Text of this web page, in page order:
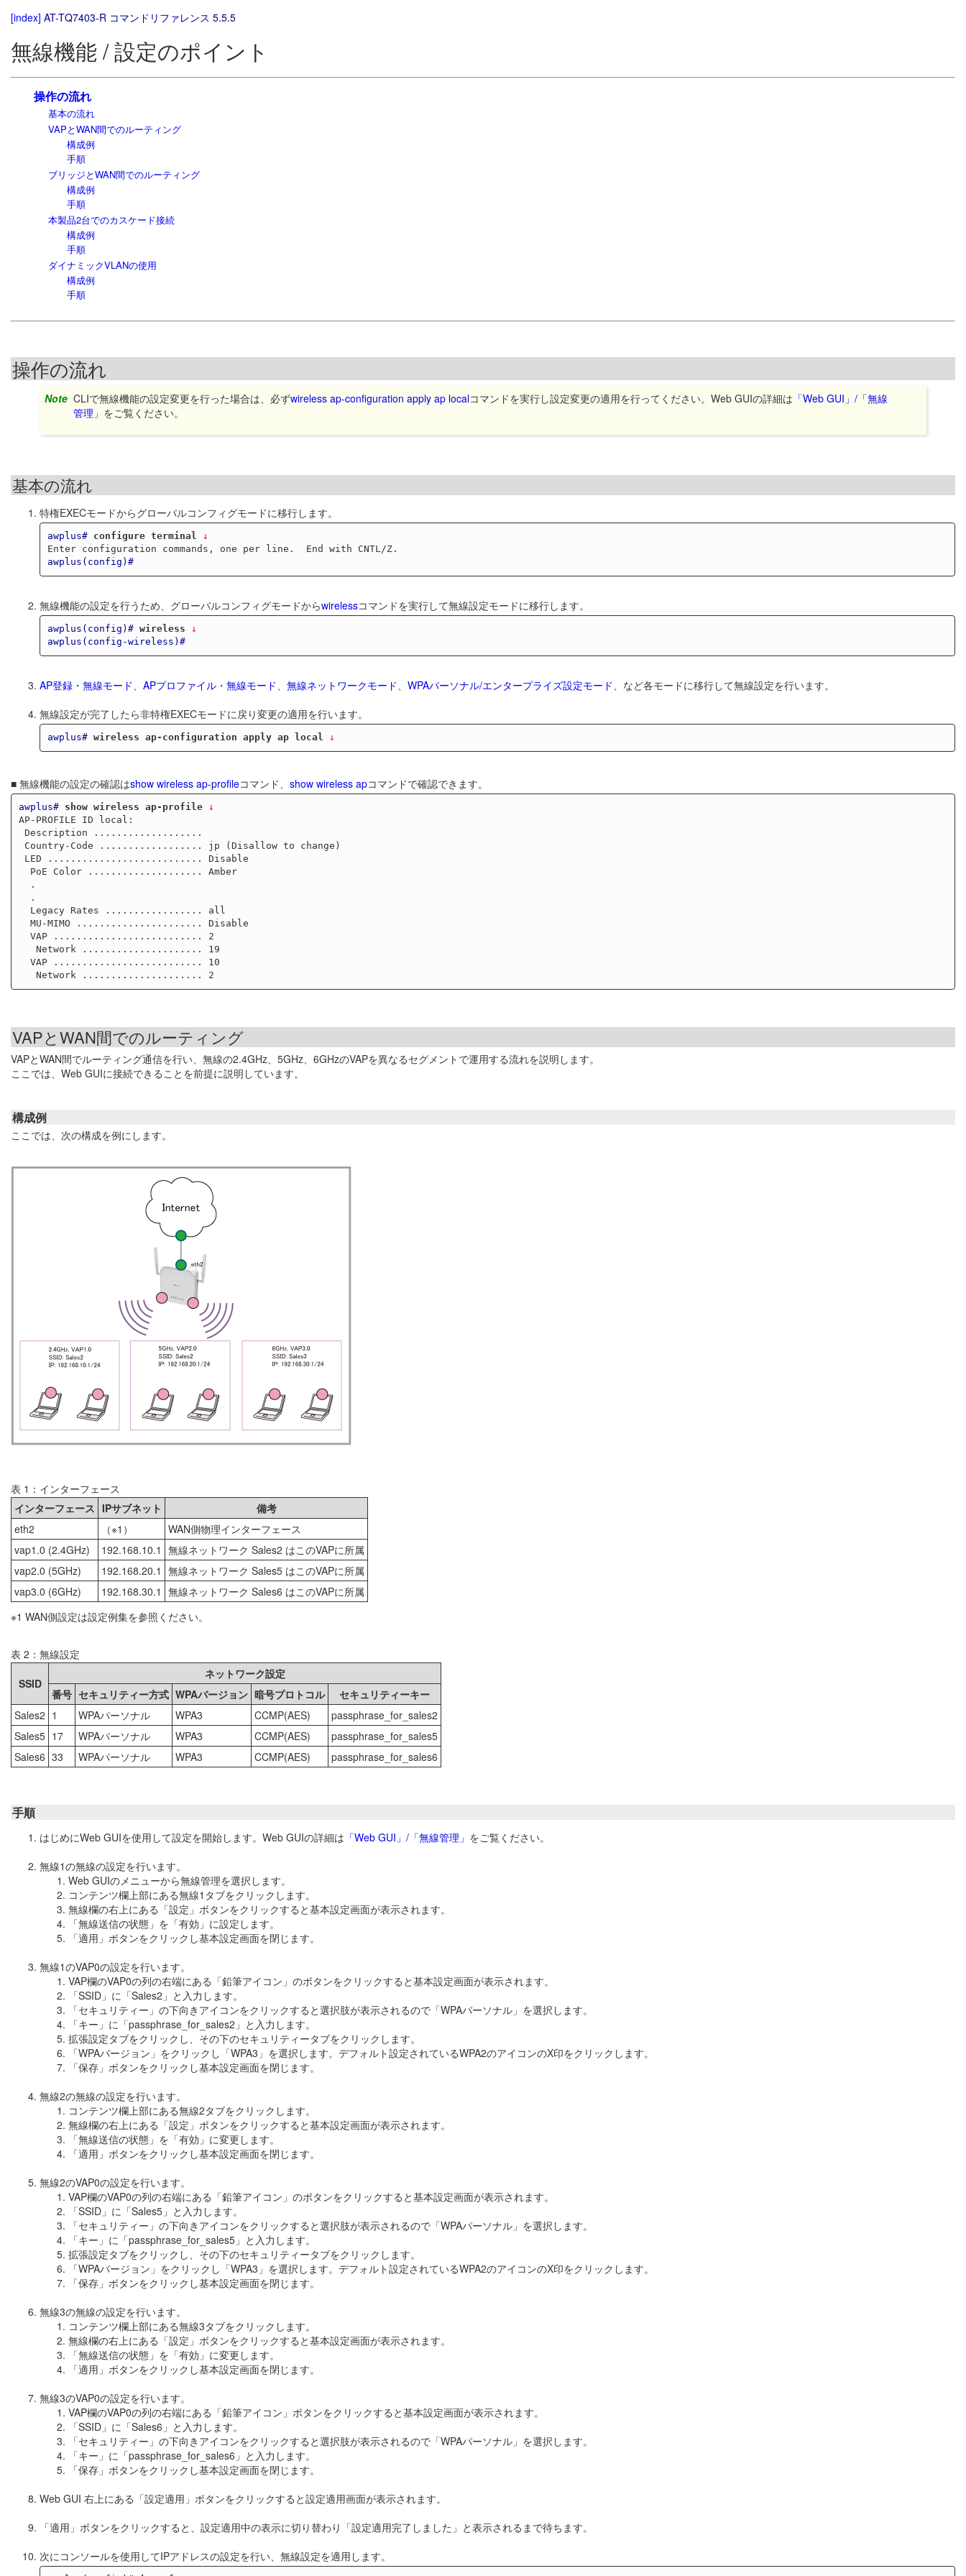
[index] AT-TQ7403-R コマンドリファレンス 5.5.5
無線機能 / 設定のポイント
操作の流れ
基本の流れ
VAPとWAN間でのルーティング
構成例
手順
ブリッジとWAN間でのルーティング
構成例
手順
本製品2台でのカスケード接続
構成例
手順
ダイナミックVLANの使用
構成例
手順
操作の流れ
Note CLIで無線機能の設定変更を行った場合は、必ずwireless ap-configuration apply ap localコマンドを実行し設定変更の適用を行ってください。Web GUIの詳細は 「Web GUI」/「無線
管理」 をご覧ください。
基本の流れ
特権EXECモードからグローバルコンフィグモードに移行します。
awplus# configure terminal ↓
awplus(config)#
無線機能の設定を行うため、グローバルコンフィグモードからwirelessコマンドを実行して無線設定モードに移行します。
awplus(config)# wireless ↓
awplus(config-wireless)#
AP登録・無線モード APプロファイル・無線モード 無線ネットワークモード WPAパーソナル/エンタープライズ設定モード 、など各モードに移行して無線設定を行います。
無線設定が完了したら非特権EXECモードに戻り変更の適用を行います。
awplus# wireless ap-configuration apply ap local ↓
■ 無線機能の設定の確認はshow wireless ap-profileコマンド、 show wireless apコマンドで確認できます。
awplus# show wireless ap-profile ↓
AP-PROFILE ID local:
VAPとWAN間でのルーティング
VAPとWAN間でルーティング通信を行い、無線の2.4GHz、5GHz、6GHzのVAPを異なるセグメントで運用する流れを説明します。
ここでは、Web GUIに接続できることを前提に説明しています。
構成例
ここでは、次の構成を例にします。
表 1：インターフェース
インターフェース IPサブネット
備考
eth2
（※1）
WAN側物理インターフェース
vap1.0 (2.4GHz)
192.168.10.1 無線ネットワーク Sales2 はこのVAPに所属
vap2.0 (5GHz)
192.168.20.1 無線ネットワーク Sales5 はこのVAPに所属
vap3.0 (6GHz)
192.168.30.1 無線ネットワーク Sales6 はこのVAPに所属
※1 WAN側設定は設定例集を参照ください。
表 2：無線設定
SSID
ネットワーク設定
番号 セキュリティー方式 WPAバージョン 暗号プロトコル
セキュリティーキー
Sales2 1 WPAパーソナル WPA3 CCMP(AES)
passphrase_for_sales2
Sales5 17 WPAパーソナル WPA3 CCMP(AES)
passphrase_for_sales5
Sales6 33 WPAパーソナル WPA3 CCMP(AES) passphrase_for_sales6
手順
はじめにWeb GUIを使用して設定を開始します。Web GUIの詳細は 「Web GUI」/「無線管理」 をご覧ください。
無線1の無線の設定を行います。
Web GUIのメニューから無線管理を選択します。
コンテンツ欄上部にある無線1タブをクリックします。
無線欄の右上にある「設定」ボタンをクリックすると基本設定画面が表示されます。
「無線送信の状態」を「有効」に設定します。
「適用」ボタンをクリックし基本設定画面を閉じます。
無線1のVAP0の設定を行います。
VAP欄のVAP0の列の右端にある「鉛筆アイコン」のボタンをクリックすると基本設定画面が表示されます。
「SSID」に「Sales2」と入力します。
「セキュリティー」の下向きアイコンをクリックすると選択肢が表示されるので「WPAパーソナル」を選択します。
「キー」に「passphrase_for_sales2」と入力します。
拡張設定タブをクリックし、その下のセキュリティータブをクリックします。
「WPAバージョン」をクリックし「WPA3」を選択します。デフォルト設定されているWPA2のアイコンのX印をクリックします。
「保存」ボタンをクリックし基本設定画面を閉じます。
無線2の無線の設定を行います。
コンテンツ欄上部にある無線2タブをクリックします。
無線欄の右上にある「設定」ボタンをクリックすると基本設定画面が表示されます。
「無線送信の状態」を「有効」に変更します。
「適用」ボタンをクリックし基本設定画面を閉じます。
無線2のVAP0の設定を行います。
VAP欄のVAP0の列の右端にある「鉛筆アイコン」のボタンをクリックすると基本設定画面が表示されます。
「SSID」に「Sales5」と入力します。
「セキュリティー」の下向きアイコンをクリックすると選択肢が表示されるので「WPAパーソナル」を選択します。
「キー」に「passphrase_for_sales5」と入力します。
拡張設定タブをクリックし、その下のセキュリティータブをクリックします。
「WPAバージョン」をクリックし「WPA3」を選択します。デフォルト設定されているWPA2のアイコンのX印をクリックします。
「保存」ボタンをクリックし基本設定画面を閉じます。
無線3の無線の設定を行います。
コンテンツ欄上部にある無線3タブをクリックします。
無線欄の右上にある「設定」ボタンをクリックすると基本設定画面が表示されます。
「無線送信の状態」を「有効」に変更します。
「適用」ボタンをクリックし基本設定画面を閉じます。
無線3のVAP0の設定を行います。
VAP欄のVAP0の列の右端にある「鉛筆アイコン」ボタンをクリックすると基本設定画面が表示されます。
「SSID」に「Sales6」と入力します。
「セキュリティー」の下向きアイコンをクリックすると選択肢が表示されるので「WPAパーソナル」を選択します。
「キー」に「passphrase_for_sales6」と入力します。
「保存」ボタンをクリックし基本設定画面を閉じます。
Web GUI 右上にある「設定適用」ボタンをクリックすると設定適用画面が表示されます。
「適用」ボタンをクリックすると、設定適用中の表示に切り替わり「設定適用完了しました」と表示されるまで待ちます。
次にコンソールを使用してIPアドレスの設定を行い、無線設定を適用します。